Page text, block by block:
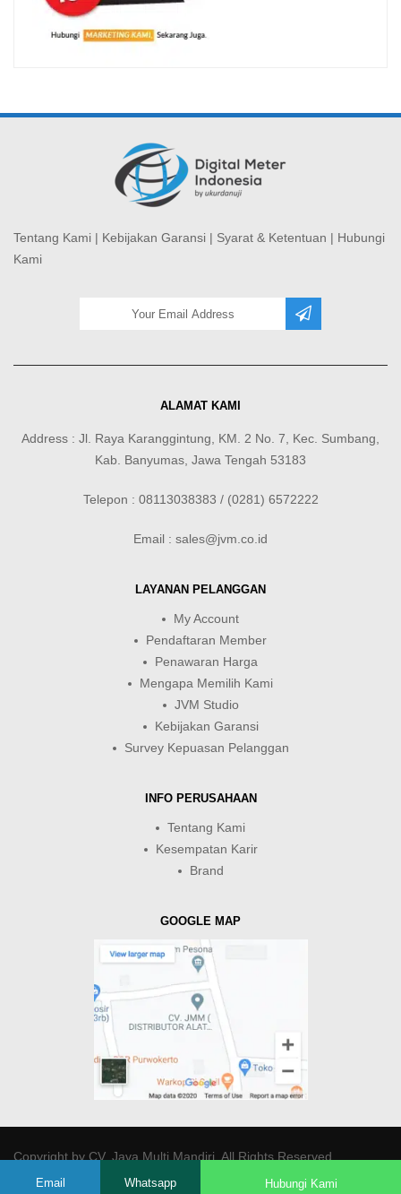
Tentang Kami | Kebijakan Garansi | Syarat & Ketentuan | Hubungi
Kami
ALAMAT KAMI
Address : Jl. Raya Karanggintung, KM. 2 No. 7, Kec. Sumbang,
Kab. Banyumas, Jawa Tengah 53183
Telepon : 08113038383 / (0281) 6572222
Email : sales@jvm.co.id
LAYANAN PELANGGAN
My Account
Pendaftaran Member
Penawaran Harga
Mengapa Memilih Kami
JVM Studio
Kebijakan Garansi
Survey Kepuasan Pelanggan
INFO PERUSAHAAN
Tentang Kami
Kesempatan Karir
Brand
GOOGLE MAP
Copyright byCV. Java Multi Mandiri. All Rights Reserved.
Email Whatsapp Hubungi Kami